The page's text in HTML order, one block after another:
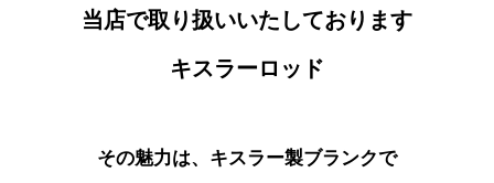
当店で取り扱いいたしております
キスラーロッド
その魅力は、キスラー製ブランクで